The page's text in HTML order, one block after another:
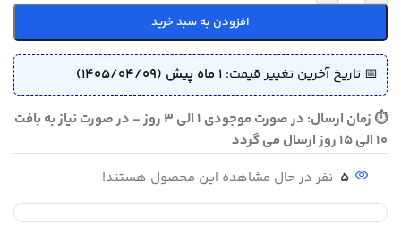
افزودن به سبد خرید
📅 تاریخ آخرین تغییر قیمت: 1 ماه پیش (1405/04/09)
⏱ زمان ارسال: در صورت موجودی 1 الی 3 روز - در صورت نیاز به بافت
10 الی 15 روز ارسال می گردد
5 نفر در حال مشاهده این محصول هستند!